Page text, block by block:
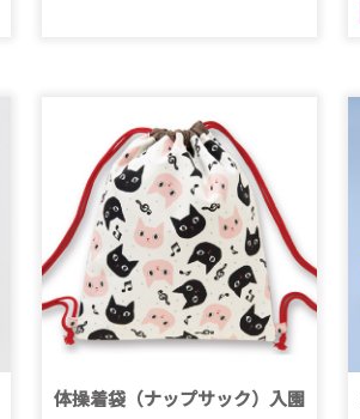
体操着袋（ナップサック）入園